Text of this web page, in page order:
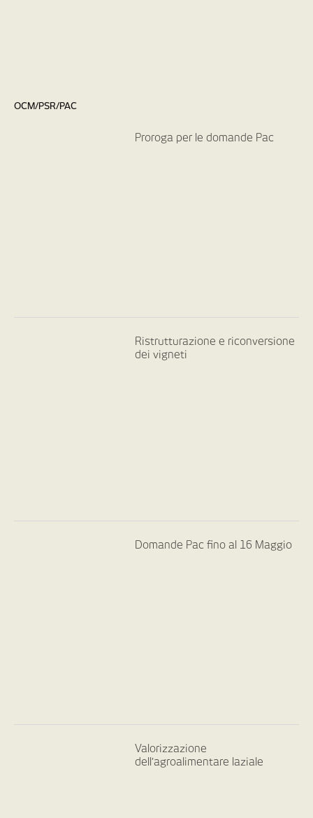
OCM/PSR/PAC
Proroga per le domande Pac
Ristrutturazione e riconversione
dei vigneti
Domande Pac fino al 16 Maggio
Valorizzazione
dell’agroalimentare laziale